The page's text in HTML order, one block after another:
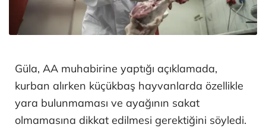
Güla, AA muhabirine yaptığı açıklamada,
kurban alırken küçükbaş hayvanlarda özellikle
yara bulunmaması ve ayağının sakat
olmamasına dikkat edilmesi gerektiğini söyledi.